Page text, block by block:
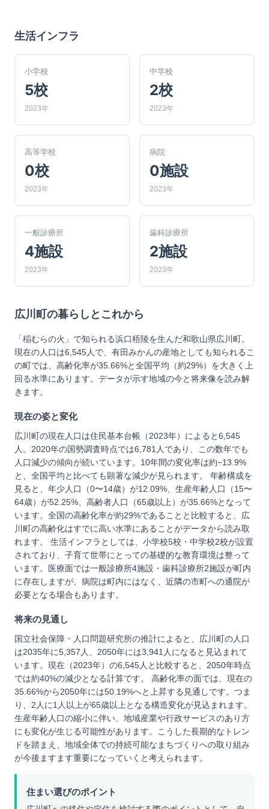
生活インフラ
小学校
5校
2023年
中学校
2校
2023年
高等学校
0校
2023年
病院
0施設
2023年
一般診療所
4施設
2023年
歯科診療所
2施設
2023年
広川町 の暮らしとこれから
「稲むらの火」で知られる浜口梧陵を生んだ和歌山県広川町。
現在の人口は6,545人で、有田みかんの産地としても知られるこ
の町では、高齢化率が35.66%と全国平均（約29%）を大きく上
回る水準にあります。データが示す地域の今と将来像を読み解
きます。
現在の姿と変化
広川町の現在人口は住民基本台帳（2023年）によると6,545
人。2020年の国勢調査時点では6,781人であり、この数年でも
人口減少の傾向が続いています。10年間の変化率は約−13.9%
と、全国平均と比べても顕著な減少が見られます。 年齢構成を
見ると、年少人口（0〜14歳）が12.09%、生産年齢人口（15〜
64歳）が52.25%、高齢者人口（65歳以上）が35.66%となって
います。全国の高齢化率が約29%であることと比較すると、広
川町の高齢化はすでに高い水準にあることがデータから読み取
れます。 生活インフラとしては、小学校5校・中学校2校が設置
されており、子育て世帯にとっての基礎的な教育環境は整って
います。医療面では一般診療所4施設・歯科診療所2施設が町内
に存在しますが、病院は町内にはなく、近隣の市町への通院が
必要となる場合もあります。
将来の見通し
国立社会保障・人口問題研究所の推計によると、広川町の人口
は2035年に5,357人、2050年には3,941人になると見込まれて
います。現在（2023年）の6,545人と比較すると、2050年時点
では約40%の減少となる計算です。 高齢化率の面では、現在の
35.66%から2050年には50.19%へと上昇する見通しです。つま
り、2人に1人以上が65歳以上となる構造変化が見込まれます。
生産年齢人口の縮小に伴い、地域産業や行政サービスのあり方
にも変化が生じる可能性があります。こうした長期的なトレン
ドを踏まえ、地域全体での持続可能なまちづくりへの取り組み
が今後ますます重要になっていくと考えられます。
住まい選びのポイント